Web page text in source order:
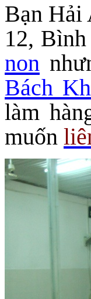
Bạn Hải
12,
non
Bách
làm
muốn